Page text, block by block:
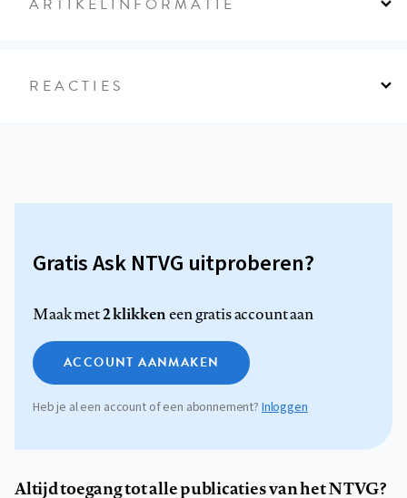
REACTIES
Gratis Ask NTVG uitproberen?
Maak met2 klikkeneen gratis account aan
ACCOUNT AANMAKEN
Heb je al een account of een abonnement?Inloggen
Altijd toegang tot alle publicaties van het NTVG?